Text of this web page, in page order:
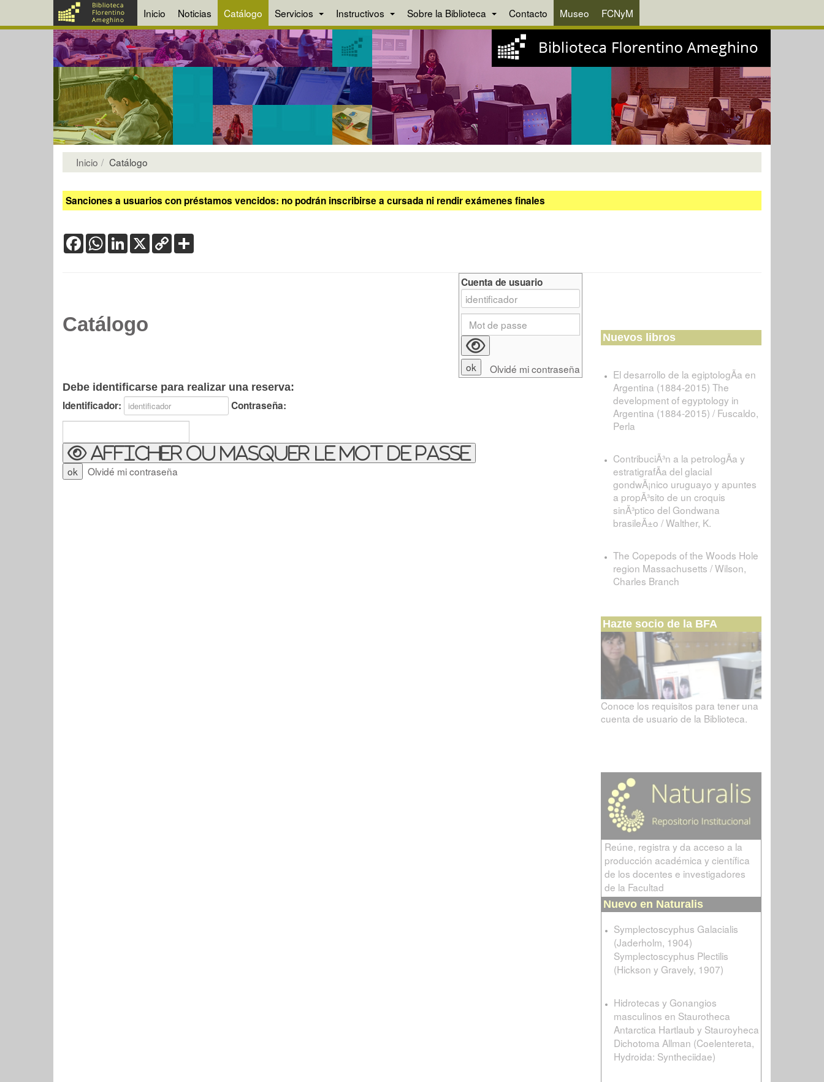
Inicio Noticias Catálogo Servicios Instructivos Sobre la Biblioteca Contacto Museo FCNyM
Inicio Catálogo
Sanciones a usuarios con préstamos vencidos: no podrán inscribirse a cursada ni rendir exámenes finales
FacebookWhatsApp
LinkedIn
X Copy
Link
Catálogo
Debe identificarse para realizar una reserva:
Identificador: Contraseña:
Afficher ou masquer le mot de passe
Olvidé mi contraseña
Cuenta de usuario
Olvidé mi contraseña
Nuevos libros
El desarrollo de la egiptologÃ­a en
Argentina (1884-2015) The
development of egyptology in
Argentina (1884-2015) / Fuscaldo,
Perla
ContribuciÃ³n a la petrologÃ­a y
estratigrafÃ­a del glacial
gondwÃ¡nico uruguayo y apuntes
a propÃ³sito de un croquis
sinÃ³ptico del Gondwana
brasileÃ±o / Walther, K.
The Copepods of the Woods Hole
region Massachusetts / Wilson,
Charles Branch
Hazte socio de la BFA
Conoce los requisitos para tener una
cuenta de usuario de la Biblioteca.
Reúne, registra y da acceso a la
producción académica y científica
de los docentes e investigadores
de la Facultad
Nuevo en Naturalis
Symplectoscyphus Galacialis
(Jaderholm, 1904)
Symplectoscyphus Plectilis
(Hickson y Gravely, 1907)
Hidrotecas y Gonangios
masculinos en Staurotheca
Antarctica Hartlaub y Stauroyheca
Dichotoma Allman (Coelentereta,
Hydroida: Syntheciidae)